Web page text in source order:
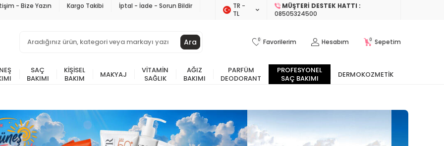
- Bize Yazın Kargo Takibi İptal - İade - Sorun Bildir
TR −
TL
MÜŞTERI DESTEK HATTI :
08505324500
Ara 0 Favorilerim Hesabım 0 Sepetim
SAÇ
BAKIMI
KIŞISEL
BAKIM
MAKYAJ
VITAMIN
SAĞLIK
AĞIZ
BAKIMI
PARFÜM
DEODORANT
PROFESYONEL
SAÇ BAKIMI
DERMOKOZMETIK